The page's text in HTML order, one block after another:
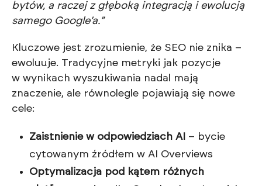
bytów, a raczej z głęboką integracją i ewolucją
samego Google’a.”
Kluczowe jest zrozumienie, że SEO nie znika –
ewoluuje. Tradycyjne metryki jak pozycje
w wynikach wyszukiwania nadal mają
znaczenie, ale równolegle pojawiają się nowe
cele:
Zaistnienie w odpowiedziach AI – bycie
cytowanym źródłem w AI Overviews
Optymalizacja pod kątem różnych